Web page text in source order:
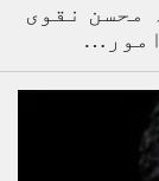
محسن نقوی